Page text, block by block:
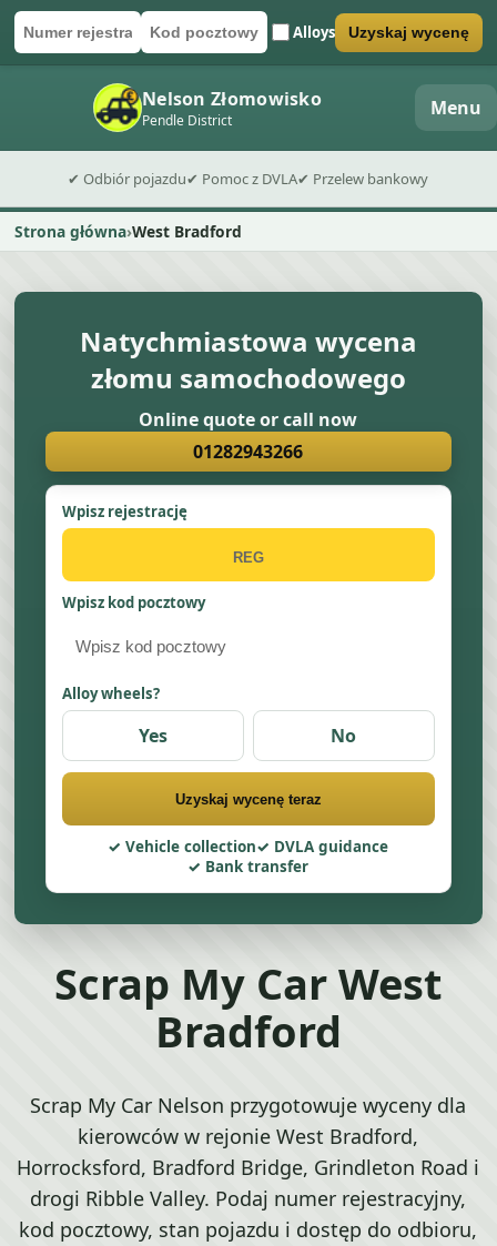
Numer rejestracyjny
Kod pocztowyAlloys
Wyślij formularz wyceny Uzyskaj wycenę
Nelson Złomowisko
Pendle District Menu
✔ Odbiór pojazdu✔ Pomoc z DVLA✔ Przelew bankowy
Strona główna West Bradford
Natychmiastowa wycena
złomu samochodowego
Online quote or call now
01282943266
Wpisz rejestrację
Wpisz kod pocztowy
Alloy wheels?
Yes No
Uzyskaj wycenę teraz
Vehicle collection
DVLA guidance
Bank transfer
Scrap My Car West
Bradford
Scrap My Car Nelson przygotowuje wyceny dla
kierowców w rejonie West Bradford,
Horrocksford, Bradford Bridge, Grindleton Road i
drogi Ribble Valley. Podaj numer rejestracyjny,
kod pocztowy, stan pojazdu i dostęp do odbioru,